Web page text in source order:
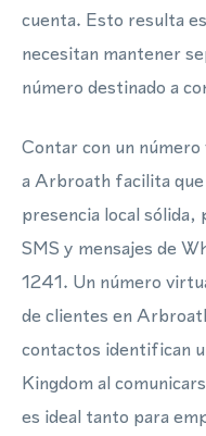
cuenta. Esto resulta
necesitan mantener
número destinado a
Contar con un
a Arbroath facilita
presencia local
SMS y mensajes de
1241. Un número
de clientes en
contactos identifican
Kingdom al
es ideal tanto para